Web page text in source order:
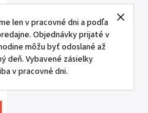
len v pracovné dni a podľa
Objednávky prijaté v
môžu byť odoslané až
deň. Vybavené zásielky
v pracovné dni.